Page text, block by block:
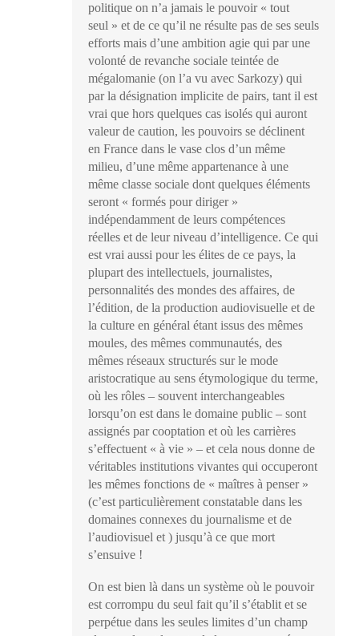
politique on n’a jamais le pouvoir « tout
seul » et de ce qu’il ne résulte pas de ses seuls
efforts mais d’une ambition agie qui par une
volonté de revanche sociale teintée de
mégalomanie (on l’a vu avec Sarkozy) qui
par la désignation implicite de pairs, tant il est
vrai que hors quelques cas isolés qui auront
valeur de caution, les pouvoirs se déclinent
en France dans le vase clos d’un même
milieu, d’une même appartenance à une
même classe sociale dont quelques éléments
seront « formés pour diriger »
indépendamment de leurs compétences
réelles et de leur niveau d’intelligence. Ce qui
est vrai aussi pour les élites de ce pays, la
plupart des intellectuels, journalistes,
personnalités des mondes des affaires, de
l’édition, de la production audiovisuelle et de
la culture en général étant issus des mêmes
moules, des mêmes communautés, des
mêmes réseaux structurés sur le mode
aristocratique au sens étymologique du terme,
où les rôles – souvent interchangeables
lorsqu’on est dans le domaine public – sont
assignés par cooptation et où les carrières
s’effectuent « à vie » – et cela nous donne de
véritables institutions vivantes qui occuperont
les mêmes fonctions de « maîtres à penser »
(c’est particulièrement constatable dans les
domaines connexes du journalisme et de
l’audiovisuel et ) jusqu’à ce que mort
s’ensuive !
On est bien là dans un système où le pouvoir
est corrompu du seul fait qu’il s’établit et se
perpétue dans les seules limites d’un champ